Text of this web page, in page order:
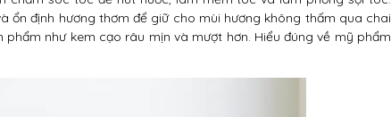
ổn định hương thơm để giữ cho mùi hương không thấm qua chai
như kem cạo râu mịn và mượt hơn. Hiểu đúng về mỹ phẩm